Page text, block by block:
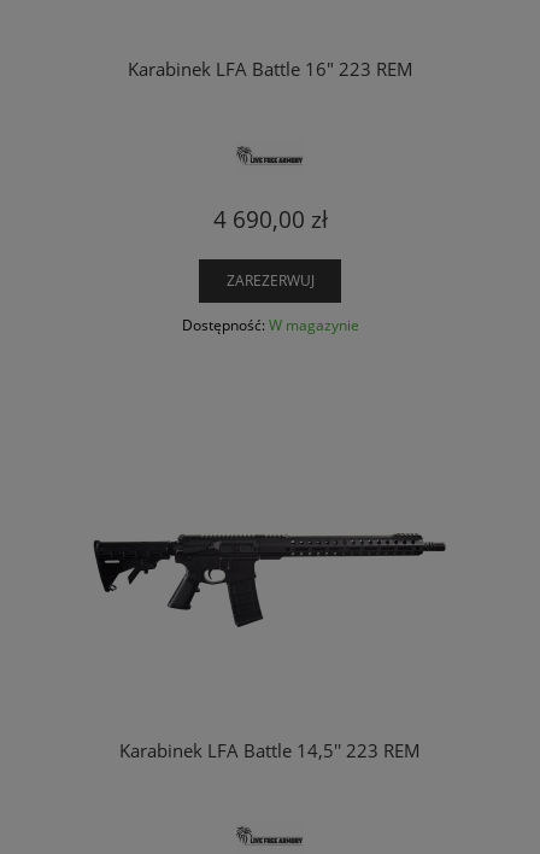
Karabinek LFA Battle 16" 223 REM
4 690,00 zł
ZAREZERWUJ
Dostępność: W magazynie
Karabinek LFA Battle 14,5'' 223 REM